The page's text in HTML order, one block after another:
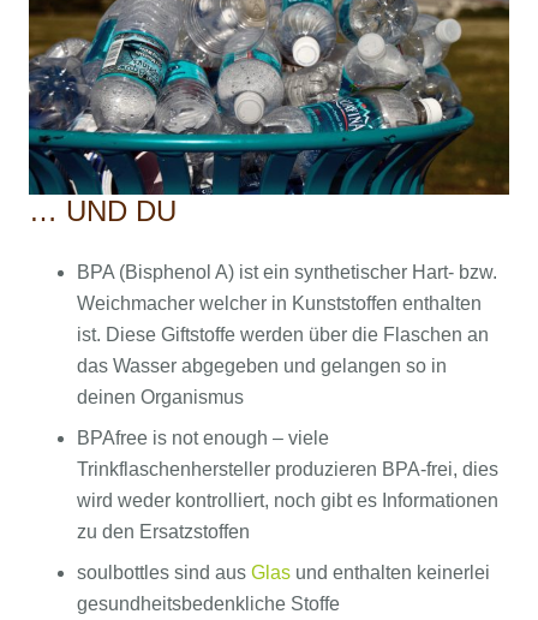
… UND DU
BPA (Bisphenol A) ist ein synthetischer Hart- bzw.
Weichmacher welcher in Kunststoffen enthalten
ist. Diese Giftstoffe werden über die Flaschen an
das Wasser abgegeben und gelangen so in
deinen Organismus
BPAfree is not enough – viele
Trinkflaschenhersteller produzieren BPA-frei, dies
wird weder kontrolliert, noch gibt es Informationen
zu den Ersatzstoffen
soulbottles sind aus Glas und enthalten keinerlei
gesundheitsbedenkliche Stoffe